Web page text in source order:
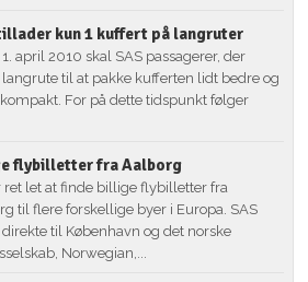
kun 1 kuffert på langruter
1. april 2010 skal SAS passagerer, der
til at pakke kufferten lidt bedre og
For på dette tidspunkt følger
flybilletter fra Aalborg
ret let at finde billige flybilletter fra
til flere forskellige byer i Europa. SAS
til København og det norske
Norwegian,...